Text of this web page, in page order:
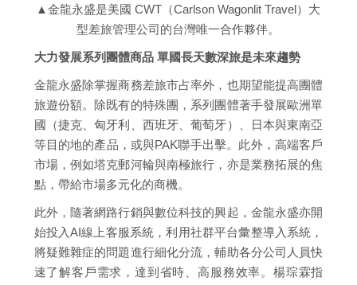
▲金龍永盛是美國 CWT（Carlson Wagonlit Travel）大
型差旅管理公司的台灣唯一合作夥伴。
大力發展系列團體商品 單國長天數深旅是未來趨勢
金龍永盛除掌握商務差旅市占率外，也期望能提高團體
旅遊份額。除既有的特殊團，系列團體著手發展歐洲單
國（捷克、匈牙利、西班牙、葡萄牙）、日本與東南亞
等目的地的產品，或與PAK聯手出擊。此外，高端客戶
市場，例如塔克郵河輪與南極旅行，亦是業務拓展的焦
點，帶給市場多元化的商機。
此外，隨著網路行銷與數位科技的興起，金龍永盛亦開
始投入AI線上客服系統，利用社群平台彙整導入系統，
將疑難雜症的問題進行細化分流，輔助各分公司人員快
速了解客戶需求，達到省時、高服務效率。楊琮霖指